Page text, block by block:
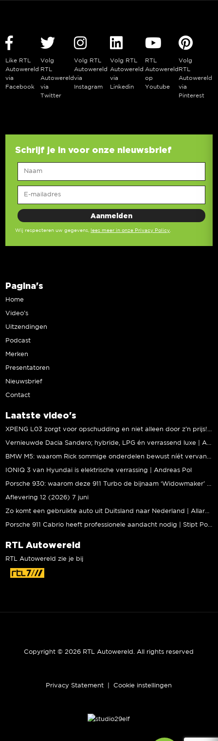
Like RTL
Autowereld
via
Facebook
Volg
RTL
Autowereld
via
Twitter
Volg RTL
Autowereld
via
Instagram
Volg RTL
Autowereld
via
Linkedin
RTL
Autowereld
op
Youtube
Volg
RTL
Autowereld
via
Pinterest
Schrijf je in voor onze nieuwsbrief
Wij respecteren uw gegevens, lees meer in onze Privacy Policy
Pagina's
Home
Video’s
Uitzendingen
Podcast
Merken
Presentatoren
Nieuwsbrief
Contact
Laatste video's
IONIQ 3 van Hyundai is elektrische verrassing | Andreas Pol
Aflevering 12 (2026) 7 juni
RTL Autowereld
RTL Autowereld zie je bij
Copyright © 2026 RTL Autowereld. All rights reserved
Privacy Statement Cookie instellingen